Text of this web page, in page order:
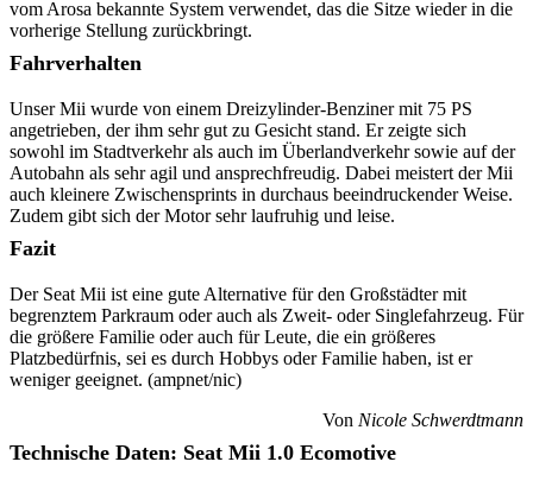
vom Arosa bekannte System verwendet, das die Sitze wieder in die
vorherige Stellung zurückbringt.
Fahrverhalten
Unser Mii wurde von einem Dreizylinder-Benziner mit 75 PS
angetrieben, der ihm sehr gut zu Gesicht stand. Er zeigte sich
sowohl im Stadtverkehr als auch im Überlandverkehr sowie auf der
Autobahn als sehr agil und ansprechfreudig. Dabei meistert der Mii
auch kleinere Zwischensprints in durchaus beeindruckender Weise.
Zudem gibt sich der Motor sehr laufruhig und leise.
Fazit
Der Seat Mii ist eine gute Alternative für den Großstädter mit
begrenztem Parkraum oder auch als Zweit- oder Singlefahrzeug. Für
die größere Familie oder auch für Leute, die ein größeres
Platzbedürfnis, sei es durch Hobbys oder Familie haben, ist er
weniger geeignet. (ampnet/nic)
Von Nicole Schwerdtmann
Technische Daten: Seat Mii 1.0 Ecomotive